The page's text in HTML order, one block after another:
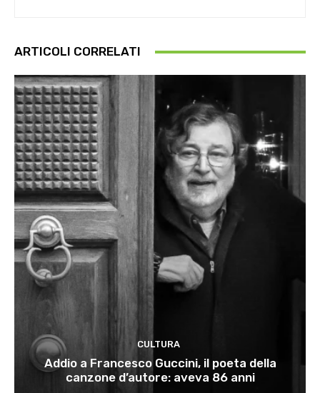
ARTICOLI CORRELATI
CULTURA
Addio a Francesco Guccini, il poeta della
canzone d’autore: aveva 86 anni